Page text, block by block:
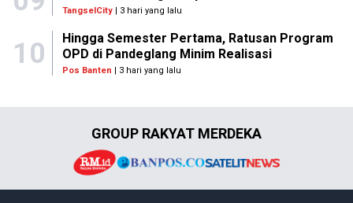
TangselCity | 3 hari yang lalu
10
Hingga Semester Pertama, Ratusan Program
OPD di Pandeglang Minim Realisasi
Pos Banten | 3 hari yang lalu
GROUP RAKYAT MERDEKA